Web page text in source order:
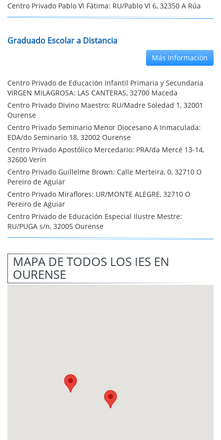
Centro Privado Pablo VI Fátima: RU/Pablo VI 6, 32350 A Rúa
Graduado Escolar a Distancia
Más Información
Centro Privado de Educación Infantil Primaria y Secundaria
VIRGEN MILAGROSA: LAS CANTERAS, 32700 Maceda
Centro Privado Divino Maestro: RU/Madre Soledad 1, 32001
Ourense
Centro Privado Seminario Menor Diocesano A Inmaculada:
EDA/do Seminario 18, 32002 Ourense
Centro Privado Apostólico Mercedario: PRA/da Mercé 13-14,
32600 Verín
Centro Privado Guillelme Brown: Calle Merteira, 0, 32710 O
Pereiro de Aguiar
Centro Privado Miraflores: UR/MONTE ALEGRE, 32710 O
Pereiro de Aguiar
Centro Privado de Educación Especial Ilustre Mestre:
RU/PUGA s/n, 32005 Ourense
MAPA DE TODOS LOS IES EN
OURENSE